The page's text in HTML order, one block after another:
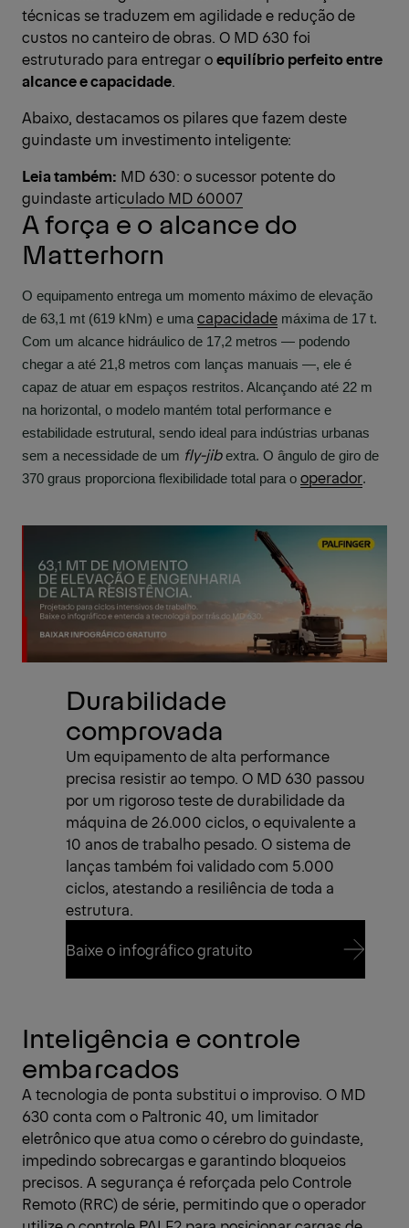
técnicas se traduzem em agilidade e redução de
custos no canteiro de obras. O MD 630 foi
estruturado para entregar oequilíbrio perfeito entre
alcance e capacidade.
Abaixo, destacamos os pilares que fazem deste
guindaste um investimento inteligente:
Leia também: MD 630: o sucessor potente do
guindaste articulado MD 60007
A força e o alcance do
Matterhorn
O equipamento entrega um momento máximo de elevação
de 63,1 mt (619 kNm) e uma capacidade máxima de 17 t.
Com um alcance hidráulico de 17,2 metros — podendo
chegar a até 21,8 metros com lanças manuais —, ele é
capaz de atuar em espaços restritos. Alcançando até 22 m
na horizontal, o modelo mantém total performance e
estabilidade estrutural, sendo ideal para indústrias urbanas
sem a necessidade de um fly-jib extra. O ângulo de giro de
370 graus proporciona flexibilidade total para o operador.
Durabilidade
comprovada
Um equipamento de alta performance
precisa resistir ao tempo. O MD 630 passou
por um rigoroso teste de durabilidade da
máquina de 26.000 ciclos, o equivalente a
10 anos de trabalho pesado. O sistema de
lanças também foi validado com 5.000
ciclos, atestando a resiliência de toda a
estrutura.
Baixe o infográfico gratuito
Inteligência e controle
embarcados
A tecnologia de ponta substitui o improviso. O MD
630 conta com o Paltronic 40, um limitador
eletrônico que atua como o cérebro do guindaste,
impedindo sobrecargas e garantindo bloqueios
precisos. A segurança é reforçada pelo Controle
Remoto (RRC) de série, permitindo que o operador